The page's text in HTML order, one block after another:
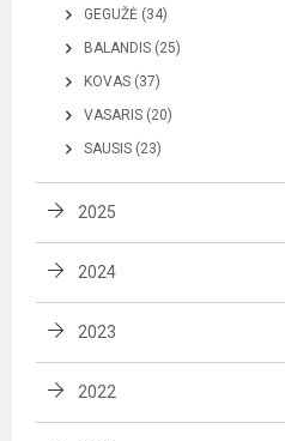
GEGUŽĖ (34)
BALANDIS (25)
KOVAS (37)
VASARIS (20)
SAUSIS (23)
2025
2024
2023
2022